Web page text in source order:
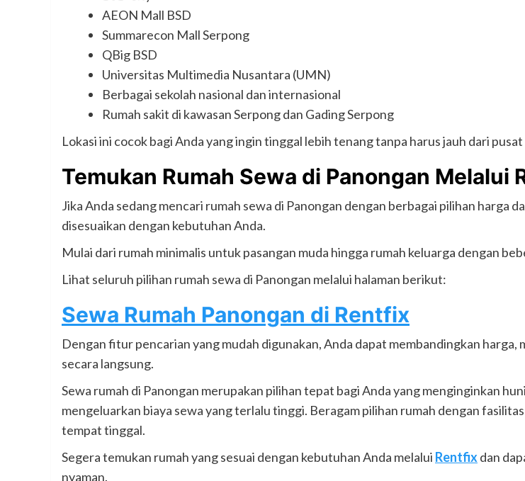
AEON Mall BSD
Summarecon Mall Serpong
QBig BSD
Universitas Multimedia Nusantara (UMN)
Berbagai sekolah nasional dan internasional
Rumah sakit di kawasan Serpong dan Gading Serpong
Lokasi ini cocok bagi Anda yang ingin tinggal lebih tenang tanpa harus jauh dari
Temukan Rumah Sewa di Panongan Melalui
Jika Anda sedang mencari rumah sewa di Panongan dengan berbagai pilihan harga
disesuaikan dengan kebutuhan Anda.
Mulai dari rumah minimalis untuk pasangan muda hingga rumah keluarga dengan
Lihat seluruh pilihan rumah sewa di Panongan melalui halaman berikut:
Sewa Rumah Panongan di Rentfix
Dengan fitur pencarian yang mudah digunakan, Anda dapat membandingkan
secara langsung.
Sewa rumah di Panongan merupakan pilihan tepat bagi Anda yang menginginkan
mengeluarkan biaya sewa yang terlalu tinggi. Beragam pilihan rumah dengan
tempat tinggal.
Segera temukan rumah yang sesuai dengan kebutuhan Anda melalui Rentfixdan
nyaman.